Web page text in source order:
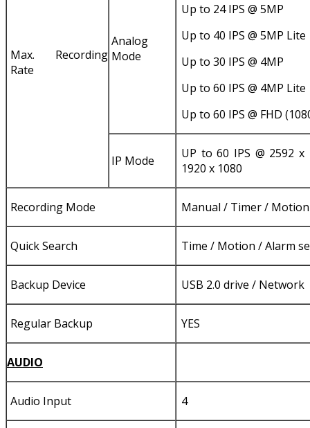
Max. Recording
Rate
Analog
Mode
Up to 24 IPS @ 5MP
Up to 40 IPS @ 5MP Lite
Up to 30 IPS @ 4MP
Up to 60 IPS @ 4MP Lite
Up to 60 IPS @ FHD
IP Mode
UP to 60 IPS @ 2592
1920 x 1080
Recording Mode Manual / Timer /
Quick Search Time / Motion / Alarm
Backup Device USB 2.0 drive / Network
Regular Backup YES
AUDIO
Audio Input 4